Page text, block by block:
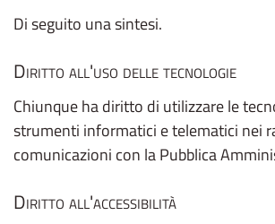
Di seguito una sintesi.
Diritto all'uso delle tecnologie
Chiunque ha diritto di utilizzare le
strumenti informatici e telematici nei
comunicazioni con la Pubblica
Diritto all'accessibilità